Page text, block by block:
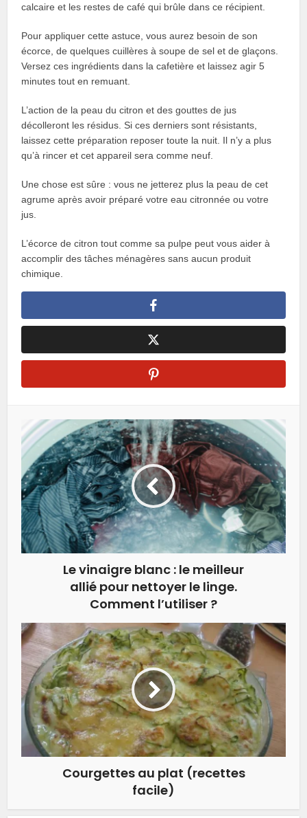
calcaire et les restes de café qui brûle dans ce récipient.
Pour appliquer cette astuce, vous aurez besoin de son
écorce, de quelques cuillères à soupe de sel et de glaçons.
Versez ces ingrédients dans la cafetière et laissez agir 5
minutes tout en remuant.
L’action de la peau du citron et des gouttes de jus
décolleront les résidus. Si ces derniers sont résistants,
laissez cette préparation reposer toute la nuit. Il n’y a plus
qu’à rincer et cet appareil sera comme neuf.
Une chose est sûre : vous ne jetterez plus la peau de cet
agrume après avoir préparé votre eau citronnée ou votre
jus.
L’écorce de citron tout comme sa pulpe peut vous aider à
accomplir des tâches ménagères sans aucun produit
chimique.
Le vinaigre blanc : le meilleur
allié pour nettoyer le linge.
Comment l’utiliser ?
Courgettes au plat (recettes
facile)